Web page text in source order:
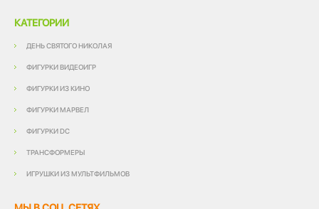
КАТЕГОРИИ
ДЕНЬ СВЯТОГО НИКОЛАЯ
ФИГУРКИ ВИДЕОИГР
ФИГУРКИ ИЗ КИНО
ФИГУРКИ МАРВЕЛ
ФИГУРКИ DC
ТРАНСФОРМЕРЫ
ИГРУШКИ ИЗ МУЛЬТФИЛЬМОВ